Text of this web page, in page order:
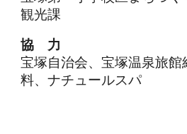
観光課
協 力
宝塚自治会、宝塚温泉旅館
料、ナチュールスパ